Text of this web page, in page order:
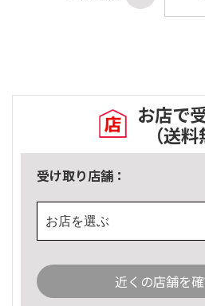
お店で
（送料
受け取り店舗：
お店を選ぶ
近くの店舗を